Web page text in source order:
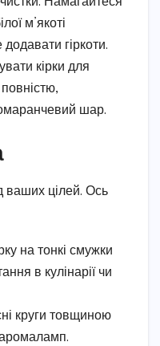
м’якоті
гіркоти.
кірки для
повністю,
шар.
ваших цілей. Ось
на тонкі смужки
в кулінарії чи
круги товщиною